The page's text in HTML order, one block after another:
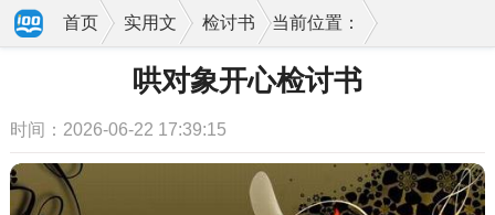
当前位置：
首页 实用文 检讨书
哄对象开心检讨书
时间：2026-06-22 17:39:15